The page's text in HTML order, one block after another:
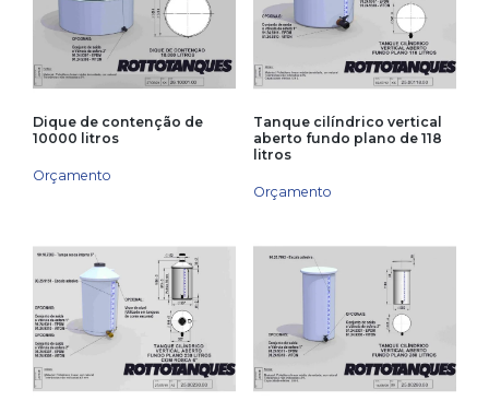
Dique de contenção de
10000 litros
Orçamento
Tanque cilíndrico vertical
aberto fundo plano de 118
litros
Orçamento